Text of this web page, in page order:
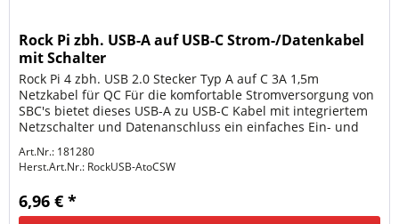
Rock Pi zbh. USB-A auf USB-C Strom-/Datenkabel
mit Schalter
Rock Pi 4 zbh. USB 2.0 Stecker Typ A auf C 3A 1,5m
Netzkabel für QC Für die komfortable Stromversorgung von
SBC's bietet dieses USB-A zu USB-C Kabel mit integriertem
Netzschalter und Datenanschluss ein einfaches Ein- und
Art.Nr.: 181280
Herst.Art.Nr.: RockUSB-AtoCSW
6,96 € *